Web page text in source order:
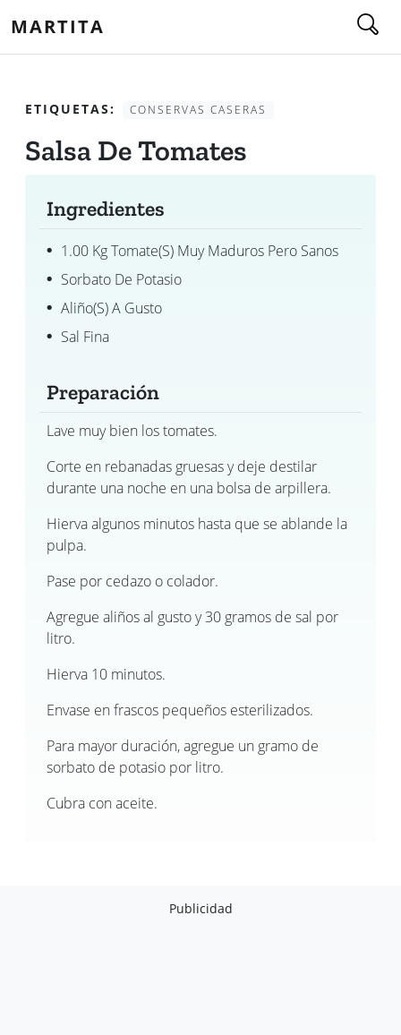
MARTITA
ETIQUETAS: CONSERVAS CASERAS
Salsa De Tomates
Ingredientes
1.00 Kg Tomate(s) Muy Maduros Pero Sanos
Sorbato De Potasio
Aliño(s) A Gusto
Sal Fina
Preparación
Lave muy bien los tomates.
Corte en rebanadas gruesas y deje destilar
durante una noche en una bolsa de arpillera.
Hierva algunos minutos hasta que se ablande la
pulpa.
Pase por cedazo o colador.
Agregue aliños al gusto y 30 gramos de sal por
litro.
Hierva 10 minutos.
Envase en frascos pequeños esterilizados.
Para mayor duración, agregue un gramo de
sorbato de potasio por litro.
Cubra con aceite.
Publicidad